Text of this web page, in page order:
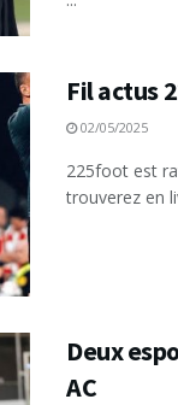
Fil actus
02/05/2025
225foot est
trouverez en
Deux
AC